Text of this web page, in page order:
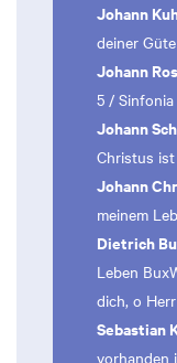
Johann
deiner Güte
Johann
5 /
Johann
Christus
Johann
meinem
Dietrich
Leben
dich, o
Sebastian
vorhanden